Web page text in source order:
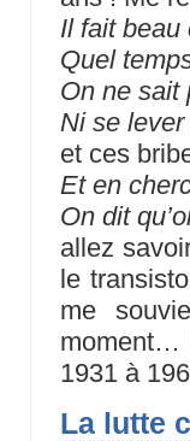
Il fait beau
Quel
On ne sait
Ni se lever
et ces
Et en
On dit
allez
le
me
moment…
1931 à
La lutte